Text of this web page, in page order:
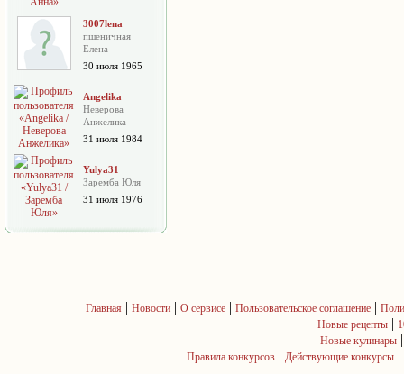
3007lena
пшеничная
Елена
30 июля 1965
Angelika
Неверова
Анжелика
31 июля 1984
Yulya31
Заремба Юля
31 июля 1976
Главная | Новости| О сервисе| Пользовательское соглашение|
Новые рецепты |
Новые кулинары
Правила конкурсов | Действующие конкурсы |